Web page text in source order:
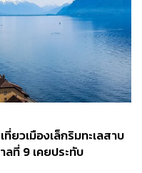
ยวเมืองเล็กริมทะเลสาบ
ลที่ 9 เคยประทับ